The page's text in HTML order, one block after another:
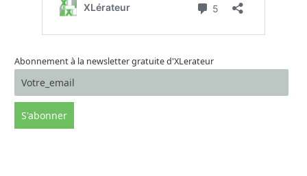
Abonnement à la newsletter gratuite d'XLerateur